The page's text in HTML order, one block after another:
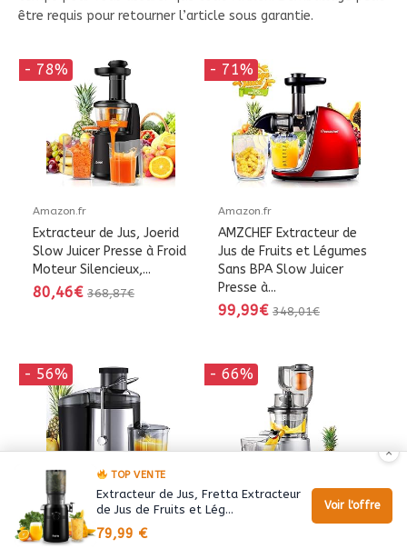
être requis pour retourner l’article sous garantie.
- 78%
Amazon.fr
Extracteur de Jus, Joerid
Slow Juicer Presse à Froid
Moteur Silencieux,...
80,46€ 368,87€
- 71%
Amazon.fr
AMZCHEF Extracteur de
Jus de Fruits et Légumes
Sans BPA Slow Juicer
Presse à...
99,99€ 348,01€
- 56%
Amazon.fr
Centrifugeuse Extracteur
- 66%
Amazon.fr
×
TOP VENTE
Extracteur de Jus, Fretta Extracteur
de Jus de Fruits et Lég…
79,99 €
Voir l'offre